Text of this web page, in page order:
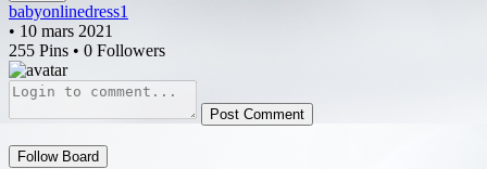
babyonlinedress1
• 10 mars 2021
255 Pins • 0 Followers
Post Comment
Follow Board